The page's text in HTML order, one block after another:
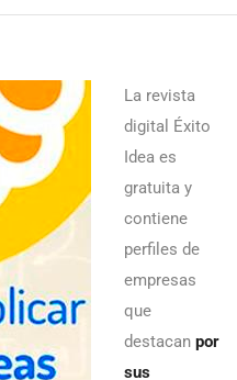
La revista
digital Éxito
Idea es
gratuita y
contiene
perfiles de
empresas
que
destacan por
sus